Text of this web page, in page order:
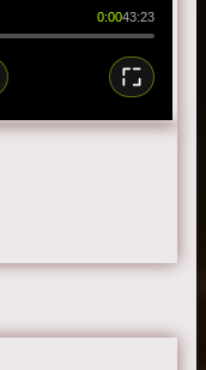
0:0043:23